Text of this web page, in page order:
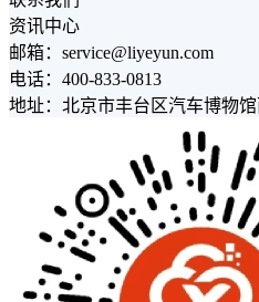
资讯中心
邮箱：service@liyeyun.com
电话：400-833-0813
地址：北京市丰台区汽车博物